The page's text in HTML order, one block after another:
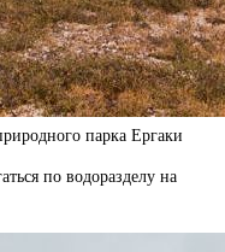
парка Ергаки
по водоразделу на